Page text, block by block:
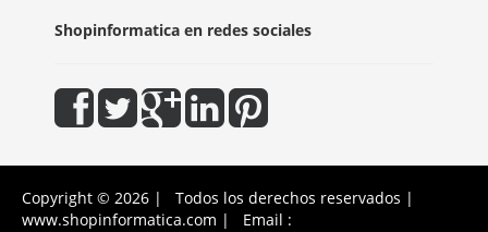
Shopinformatica en redes sociales
Copyright © 2026 | Todos los derechos reservados |
www.shopinformatica.com | Email :